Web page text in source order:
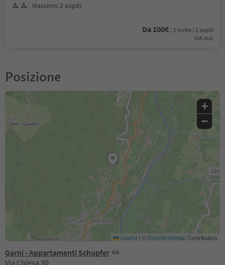
Massimo 2 ospiti
Da 100€ / 1 notte / 2 ospiti
IVA incl.
Posizione
Garni - Appartamenti Schupfer
Via Chiesa 30
+
−
Leaflet | ©OpenStreetMapContributors